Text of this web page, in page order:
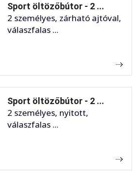
Sport öltözőbútor - 2 ...
2 személyes, zárható ajtóval,
válaszfalas ...
Sport öltözőbútor - 2 ...
2 személyes, nyitott,
válaszfalas ...